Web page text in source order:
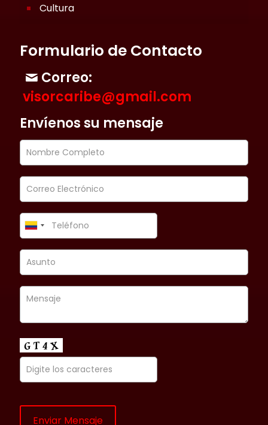
Cultura
Formulario de Contacto
Correo:
visorcaribe@gmail.com
Envíenos su mensaje